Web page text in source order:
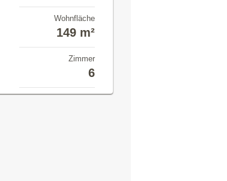
Wohnfläche
149 m²
Zimmer
6